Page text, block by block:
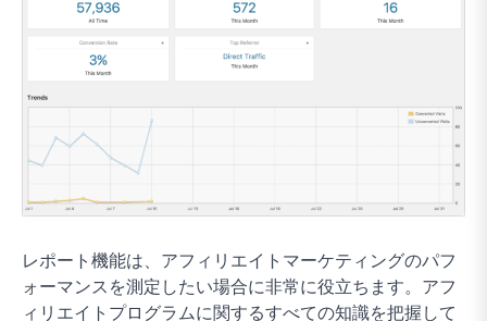
レポート機能は、アフィリエイトマーケティングのパフ
ォーマンスを測定したい場合に非常に役立ちます。アフ
ィリエイトプログラムに関するすべての知識を把握して